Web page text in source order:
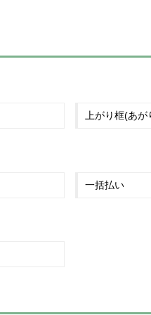
上がり框(あ
一括払い